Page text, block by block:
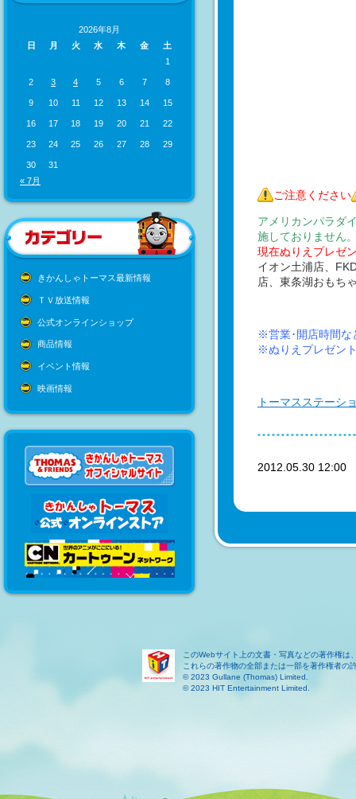
2026年8月
日
月 火 水 木 金
土
1
2 3 4 5 6 7 8
9 10 11 12 13 14 15
16 17 18 19 20 21 22
23 24 25 26 27 28 29
30
31
« 7月
きかんしゃトーマス最新情報
ＴＶ放送情報
公式オンラインショップ
商品情報
イベント情報
映画情報
ご注意ください
アメリカンパラダ
施しておりません
現在ぬりえプレゼ
イオン土浦店、
店、東条湖おもち
※営業･開店時間な
※ぬりえプレゼン
トーマスステーシ
2012.05.30
このWebサイト上の文書・写真などの著作権は
これらの著作物の全部または一部を著作権者の
© 2023 Gullane (Thomas) Limited.
© 2023 HIT Entertainment Limited.